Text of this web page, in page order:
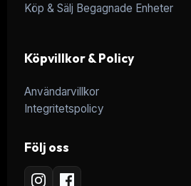
Köp & Sälj Begagnade Enheter
Köpvillkor & Policy
Användarvillkor
Integritetspolicy
Följ oss